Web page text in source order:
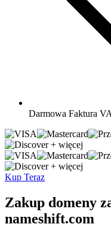
Darmowa Faktura
+ więcej
+ więcej
Kup Teraz
Zakup domeny
nameshift.com